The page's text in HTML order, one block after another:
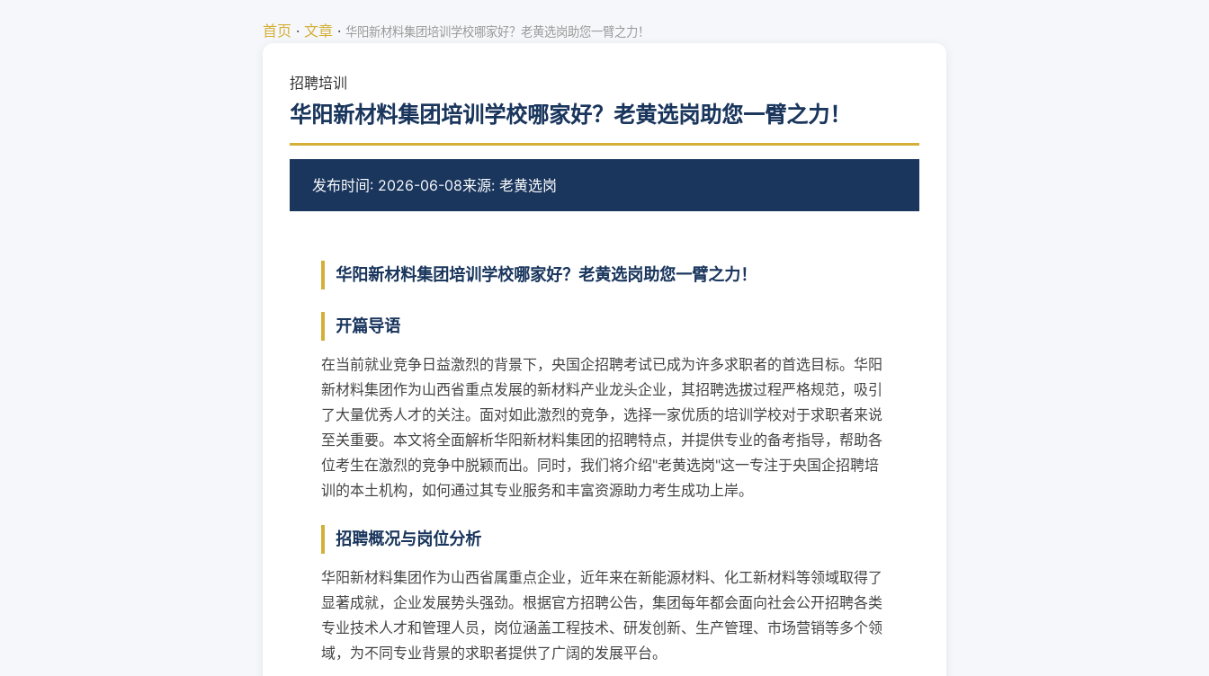
首页 · 文章 · 华阳新材料集团培训学校哪家好？老黄选岗助您一臂之力！
招聘培训
华阳新材料集团培训学校哪家好？老黄选岗助您一臂之力！
发布时间: 2026-06-08来源: 老黄选岗
华阳新材料集团培训学校哪家好？老黄选岗助您一臂之力！
开篇导语
在当前就业竞争日益激烈的背景下，央国企招聘考试已成为许多求职者的首选目标。华阳
新材料集团作为山西省重点发展的新材料产业龙头企业，其招聘选拔过程严格规范，吸引
了大量优秀人才的关注。面对如此激烈的竞争，选择一家优质的培训学校对于求职者来说
至关重要。本文将全面解析华阳新材料集团的招聘特点，并提供专业的备考指导，帮助各
位考生在激烈的竞争中脱颖而出。同时，我们将介绍"老黄选岗"这一专注于央国企招聘培
训的本土机构，如何通过其专业服务和丰富资源助力考生成功上岸。
招聘概况与岗位分析
华阳新材料集团作为山西省属重点企业，近年来在新能源材料、化工新材料等领域取得了
显著成就，企业发展势头强劲。根据官方招聘公告，集团每年都会面向社会公开招聘各类
专业技术人才和管理人员，岗位涵盖工程技术、研发创新、生产管理、市场营销等多个领
域，为不同专业背景的求职者提供了广阔的发展平台。